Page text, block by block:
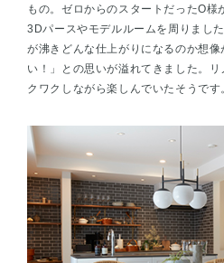
もの。ゼロからのスタートだったO様
3Dパースやモデルルームを周りまし
が沸きどんな仕上がりになるのか想
い！」との思いが溢れてきました。
クワクしながら楽しんでいたそうです